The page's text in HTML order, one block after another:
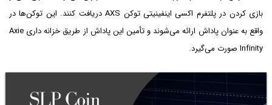
بازی کردن در پلتفرم اکسی اینفینیتی توکن AXS دریافت کنند. این توکن‌ها در
واقع به عنوان پاداش ارائه می‌شوند و تأمین این پاداش از طریق خزانه داری Axie
Infinity صورت می‌گیرد.